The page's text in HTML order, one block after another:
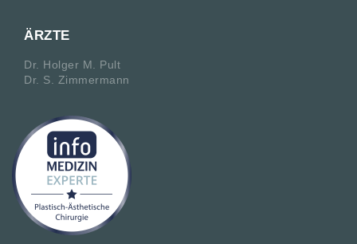
ÄRZTE
Dr. Holger M. Pult
Dr. S. Zimmermann